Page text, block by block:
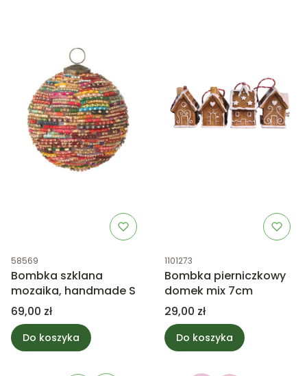
Kod produktu
58569
Bombka szklana
mozaika, handmade S
Cena
69,00 zł
Do koszyka
Kod produktu
1101273
Bombka pierniczkowy
domek mix 7cm
Cena
29,00 zł
Do koszyka